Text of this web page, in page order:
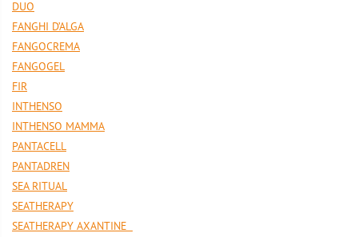
DUO
FANGHI D’ALGA
FANGOCREMA
FANGOGEL
FIR
INTHENSO
INTHENSO MAMMA
PANTACELL
PANTADREN
SEA RITUAL
SEATHERAPY
SEATHERAPY AXANTINE